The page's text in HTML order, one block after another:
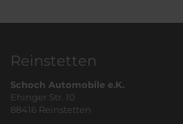
Reinstetten
Schoch Automobile e.K.
Ehinger Str. 10
88416 Reinstetten